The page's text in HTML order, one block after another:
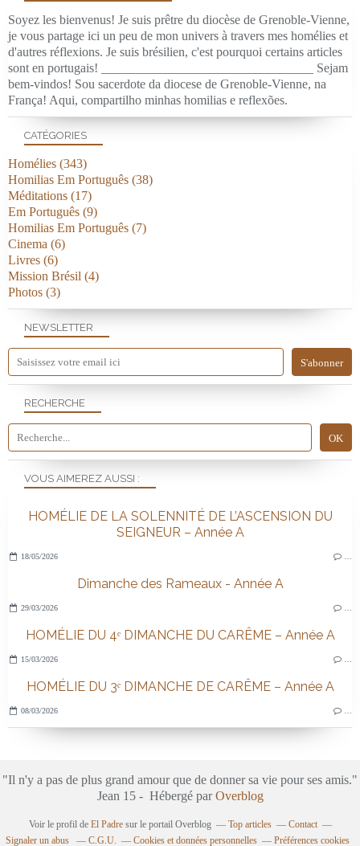
NEWSLETTER
RECHERCHE
Soyez les bienvenus! Je suis prêtre du diocèse de Grenoble-Vienne,
je vous partage ici un peu de mon univers à travers mes homélies et
d'autres réflexions. Je suis brésilien, c'est pourquoi certains articles
sont en portugais! _________________________________ Sejam
bem-vindos! Sou sacerdote da diocese de Grenoble-Vienne, na
França! Aqui, compartilho minhas homilias e reflexões.
VOUS AIMEREZ AUSSI :
HOMÉLIE DE LA SOLENNITÉ DE L’ASCENSION DU
SEIGNEUR – Année A
18/05/2026
Dimanche des Rameaux - Année A
29/03/2026
HOMÉLIE DU 4ᵉ DIMANCHE DU CARÊME – Année A
15/03/2026
HOMÉLIE DU 3ᵉ DIMANCHE DE CARÊME – Année A
08/03/2026
CATÉGORIES
Homélies (343)
Homilias Em Português (38)
Méditations (17)
Em Português (9)
Homilias Em Português (7)
Cinema (6)
Livres (6)
Mission Brésil (4)
Photos (3)
"Il n'y a pas de plus grand amour que de donner sa vie pour ses amis."
Jean 15 - Hébergé parOverblog
Voir le profil de El Padresur le portail Overblog Top articles
Contact
Signaler un abus
C.G.U. Cookies et données personnelles Préférences cookies